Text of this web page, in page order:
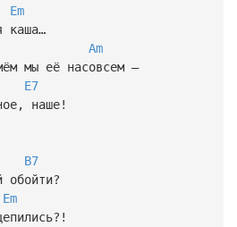
Em
каша…
Am
мы её насовсем —
E7
наше!
B7
обойти?
Em